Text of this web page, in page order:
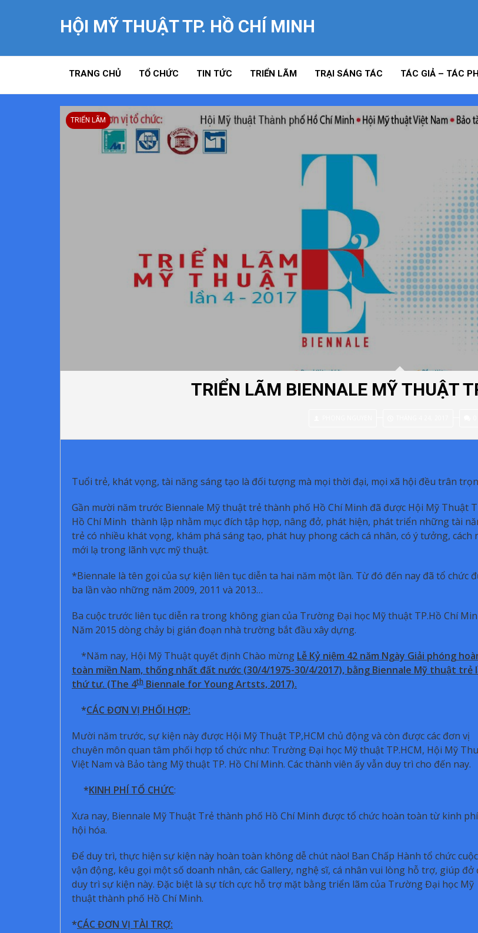
HỘI MỸ THUẬT TP. HỒ CHÍ MINH
TRANG CHỦ TỔ CHỨC TIN TỨC TRIỂN LÃM TRẠI SÁNG TÁC TÁC GIẢ – TÁC
TRIỂN LÃM
TRIỂN LÃM BIENNALE MỸ THUẬT
Tuổi trẻ, khát vọng, tài năng sáng tạo là đối tượng mà mọi thời đại, mọi xã hội đều trân
Gần mười năm trước Biennale Mỹ thuật trẻ thành phố Hồ Chí Minh đã được Hội Mỹ Thuật
Hồ Chí Minh thành lập nhằm mục đích tập hợp, nâng đở, phát hiện, phát triển những tài
trẻ có nhiều khát vọng, khám phá sáng tạo, phát huy phong cách cá nhân, có ý tưởng, cách
mới lạ trong lãnh vực mỹ thuật.
*Biennale là tên gọi của sự kiện liên tục diễn ta hai năm một lần. Từ đó đến nay đã tổ chức
ba lần vào những năm 2009, 2011 và 2013…
Ba cuộc trước liên tục diễn ra trong không gian của Trường Đại học Mỹ thuật TP.Hồ Chí
Năm 2015 dòng chảy bị gián đoạn nhà trường bắt đầu xây dựng.
*Năm nay, Hội Mỹ Thuật quyết định Chào mừng Lễ Kỷ niệm 42 năm Ngày Giải phóng
toàn miền Nam, thống nhất đất nước (30/4/1975-30/4/2017), bằng Biennale Mỹ thuật trẻ
thứ tư. (The 4th Biennale for Young Artsts, 2017).
*CÁC ĐƠN VỊ PHỐI HỢP:
Mười năm trước, sự kiện này được Hội Mỹ Thuật TP,HCM chủ động và còn được các đơn vị
chuyên môn quan tâm phối hợp tổ chức như: Trường Đại học Mỹ thuật TP.HCM, Hội Mỹ
Việt Nam và Bảo tàng Mỹ thuật TP. Hồ Chí Minh. Các thành viên ấy vẫn duy trì cho đến nay.
*KINH PHÍ TỔ CHỨC:
Xưa nay, Biennale Mỹ Thuật Trẻ thành phố Hồ Chí Minh được tổ chức hoàn toàn từ kinh
hội hóa.
Để duy trì, thực hiện sự kiện này hoàn toàn không dễ chút nào! Ban Chấp Hành tổ chức cuộc
vận động, kêu gọi một số doanh nhân, các Gallery, nghệ sĩ, cá nhân vui lòng hỗ trợ, giúp đở
duy trì sự kiện này. Đặc biệt là sự tích cực hỗ trợ mặt bằng triển lãm của Trường Đại học Mỹ
thuật thành phố Hồ Chí Minh.
*CÁC ĐƠN VỊ TÀI TRỢ: